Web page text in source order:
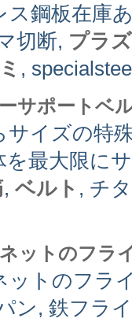
ス鋼板在庫
切断, プラ
,
サポートベ
サイズの特
を最大限に
, ベルト , チ
ットのフラ
ットのフラ
ン, 鉄フラ